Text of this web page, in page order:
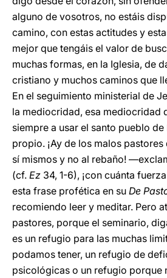
alguno de vosotros, no estáis
camino, con estas actitudes y
mejor que tengáis el valor de
muchas formas, en la Iglesia, de
cristiano y muchos caminos que
En el seguimiento ministerial de
la mediocridad, esa mediocridad
siempre a usar el santo pueblo
propio. ¡Ay de los malos pastores
sí mismos y no al rebaño!
(cf. Ez 34, 1-6), ¡con cuánta
esta frase profética en su De
recomiendo leer y meditar. Pero
pastores, porque el seminario,
es un refugio para las muchas
podamos tener, un refugio de
psicológicas o un refugio porque